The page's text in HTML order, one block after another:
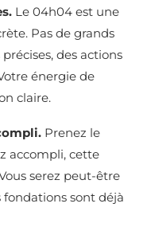
Le 04h04 est une
Pas de grands
des actions
énergie de
claire.
Prenez le
accompli, cette
serez peut-être
sont déjà